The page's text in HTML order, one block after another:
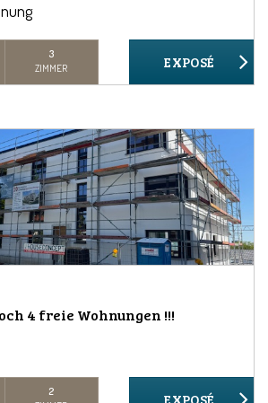
3
ZIMMER
4 freie Wohnungen !!!
2